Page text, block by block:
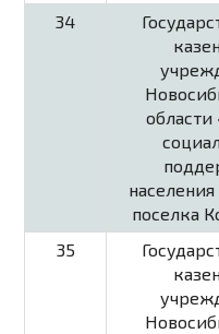
34
области
поселка
35